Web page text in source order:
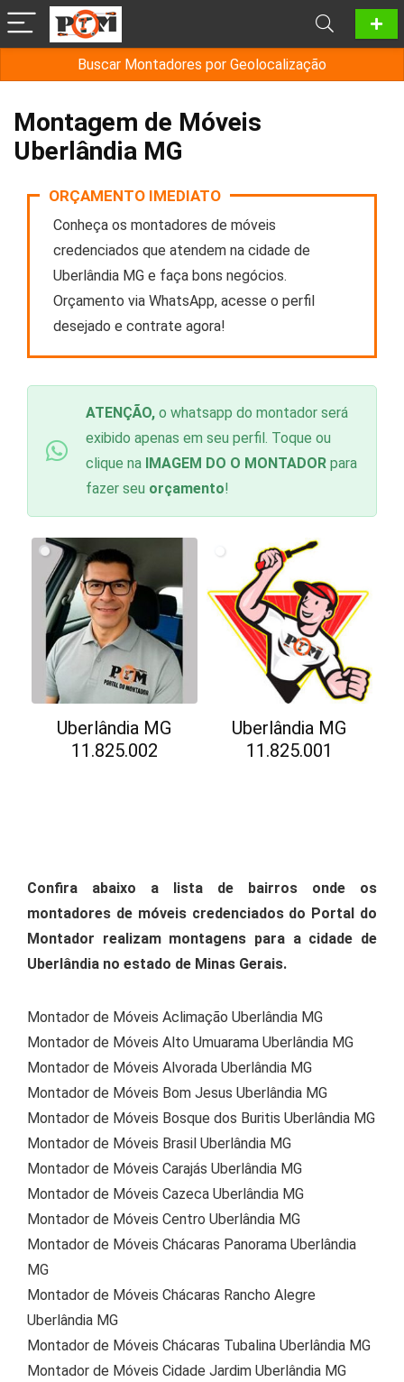
Buscar Montadores por Geolocalização
Montagem de Móveis
Uberlândia MG
ORÇAMENTO IMEDIATO
Conheça os montadores de móveis
credenciados que atendem na cidade de
Uberlândia MG e faça bons negócios.
Orçamento via WhatsApp, acesse o perfil
desejado e contrate agora!
ATENÇÃO, o whatsapp do montador será
exibido apenas em seu perfil. Toque ou
clique na IMAGEM DO O MONTADOR para
fazer seu orçamento!
Uberlândia MG
11.825.002
Uberlândia MG
11.825.001
Confira abaixo a lista de bairros onde os
montadores de móveis credenciados do Portal do
Montador realizam montagens para a cidade de
Uberlândia no estado de Minas Gerais.
Montador de Móveis Aclimação Uberlândia MG
Montador de Móveis Alto Umuarama Uberlândia MG
Montador de Móveis Alvorada Uberlândia MG
Montador de Móveis Bom Jesus Uberlândia MG
Montador de Móveis Bosque dos Buritis Uberlândia MG
Montador de Móveis Brasil Uberlândia MG
Montador de Móveis Carajás Uberlândia MG
Montador de Móveis Cazeca Uberlândia MG
Montador de Móveis Centro Uberlândia MG
Montador de Móveis Chácaras Panorama Uberlândia
MG
Montador de Móveis Chácaras Rancho Alegre
Uberlândia MG
Montador de Móveis Chácaras Tubalina Uberlândia MG
Montador de Móveis Cidade Jardim Uberlândia MG